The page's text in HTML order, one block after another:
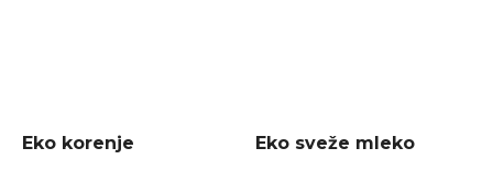
Eko korenje Eko sveže mleko